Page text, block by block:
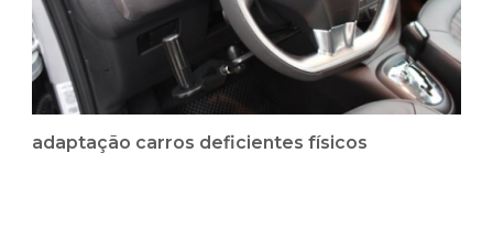
adaptação carros deficientes físicos